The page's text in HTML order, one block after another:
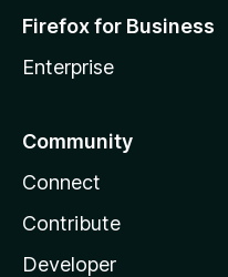
Firefox for Business
Enterprise
Community
Connect
Contribute
Developer